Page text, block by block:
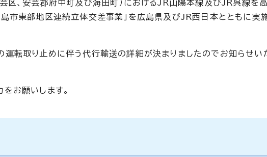
区、安芸郡府中町及び海田町）におけるJR山陽本線及びJR呉線を高
市東部地区連続立体交差事業」を広島県及びJR西日本とともに実
転取り止めに伴う代行輸送の詳細が決まりましたのでお知らせい
お願いします。